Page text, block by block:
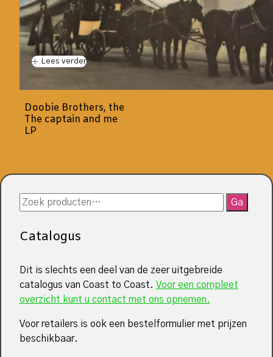
Lees verder
Doobie Brothers, the
The captain and me
LP
Zoeken
naar:
Ga
Catalogus
Dit is slechts een deel van de zeer uitgebreide
catalogus van Coast to Coast. Voor een compleet
overzicht kunt u contact met ons opnemen.
Voor retailers is ook een bestelformulier met prijzen
beschikbaar.